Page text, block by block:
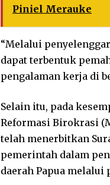
Piniel Merauke
“Melalui
dapat terbentuk
pengalaman kerja di
Selain itu, pada
Reformasi Birokrasi
telah menerbitkan
pemerintah dalam
daerah Papua melalui